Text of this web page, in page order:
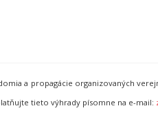
a propagácie organizovaných
tieto výhrady písomne na e-mail: